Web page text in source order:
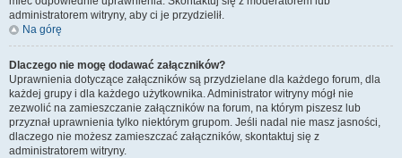
administratorem witryny, aby ci je przydzielił.
Na górę
Dlaczego nie mogę dodawać załączników?
Uprawnienia dotyczące załączników są przydzielane dla każdego forum, dla
każdej grupy i dla każdego użytkownika. Administrator witryny mógł nie
zezwolić na zamieszczanie załączników na forum, na którym piszesz lub
przyznał uprawnienia tylko niektórym grupom. Jeśli nadal nie masz jasności,
dlaczego nie możesz zamieszczać załączników, skontaktuj się z
administratorem witryny.